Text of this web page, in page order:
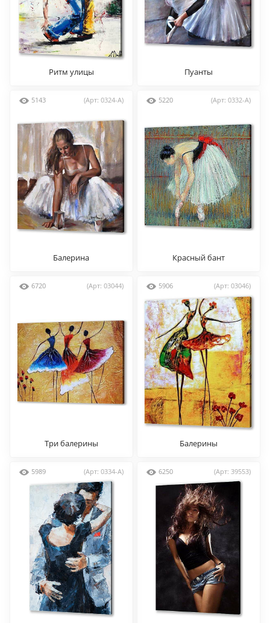
Ритм улицы Пуанты
5143 (Арт: 0324-A)
Балерина
5220 (Арт: 0332-A)
Красный бант
6720 (Арт: 03044)
Три балерины
5906 (Арт: 03046)
Балерины
5989 (Арт: 0334-A) 6250 (Арт: 39553)